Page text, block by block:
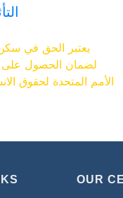
مجبرة على إدماج
الظواهر السلبية
عائقا أمام
في ذلك حماية
يعتبر الحق في
لضمان الحصول
يتمتعون بسكن لائق،
OUR